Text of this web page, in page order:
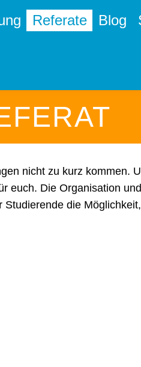
Referate Blog
nicht zu kurz kommen.
euch. Die Organisation
die